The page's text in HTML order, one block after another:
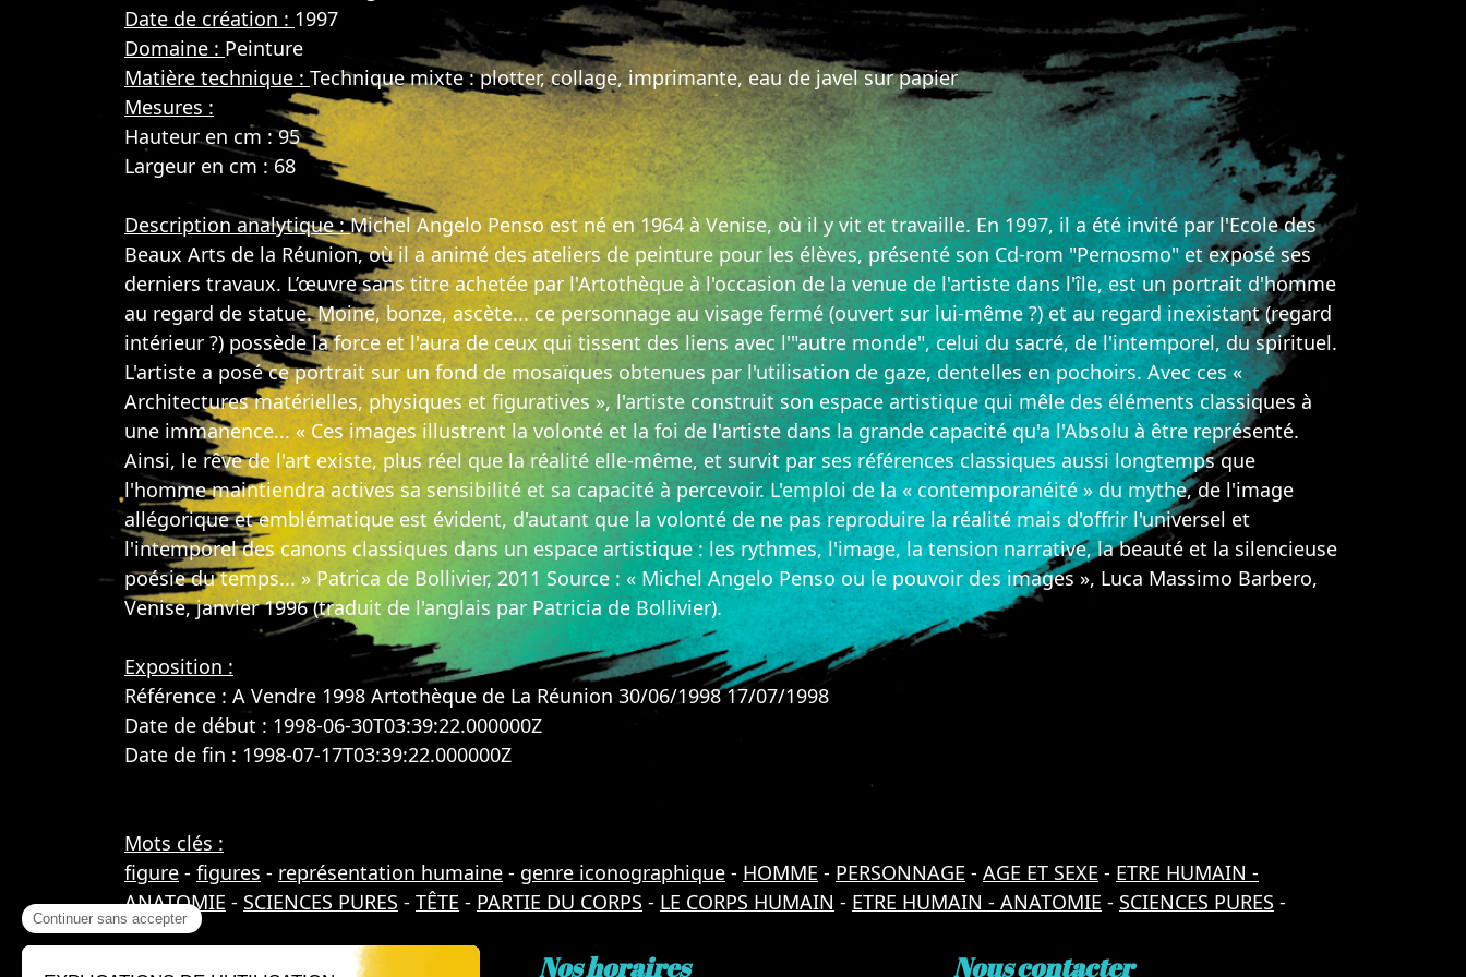
Date de création : 1997
Domaine : Peinture
Matière technique : Technique mixte : plotter, collage, imprimante, eau de javel sur papier
Mesures :
Hauteur en cm : 95
Largeur en cm : 68
Description analytique :Michel Angelo Penso est né en 1964 à Venise, où il y vit et travaille. En 1997, il a été invité par l'Ecole des
Beaux Arts de la Réunion, où il a animé des ateliers de peinture pour les élèves, présenté son Cd-rom "Pernosmo" et exposé ses
derniers travaux. L’œuvre sans titre achetée par l'Artothèque à l'occasion de la venue de l'artiste dans l'île, est un portrait d'homme
au regard de statue. Moine, bonze, ascète... ce personnage au visage fermé (ouvert sur lui-même ?) et au regard inexistant (regard
intérieur ?) possède la force et l'aura de ceux qui tissent des liens avec l'"autre monde", celui du sacré, de l'intemporel, du spirituel.
L'artiste a posé ce portrait sur un fond de mosaïques obtenues par l'utilisation de gaze, dentelles en pochoirs. Avec ces «
Architectures matérielles, physiques et figuratives », l'artiste construit son espace artistique qui mêle des éléments classiques à
une immanence... « Ces images illustrent la volonté et la foi de l'artiste dans la grande capacité qu'a l'Absolu à être représenté.
Ainsi, le rêve de l'art existe, plus réel que la réalité elle-même, et survit par ses références classiques aussi longtemps que
l'homme maintiendra actives sa sensibilité et sa capacité à percevoir. L'emploi de la « contemporanéité » du mythe, de l'image
allégorique et emblématique est évident, d'autant que la volonté de ne pas reproduire la réalité mais d'offrir l'universel et
l'intemporel des canons classiques dans un espace artistique : les rythmes, l'image, la tension narrative, la beauté et la silencieuse
poésie du temps... » Patrica de Bollivier, 2011 Source : « Michel Angelo Penso ou le pouvoir des images », Luca Massimo Barbero,
Venise, janvier 1996 (traduit de l'anglais par Patricia de Bollivier).
Exposition :
Référence : A Vendre 1998 Artothèque de La Réunion 30/06/1998 17/07/1998
Date de début : 1998-06-30T03:39:22.000000Z
Date de fin : 1998-07-17T03:39:22.000000Z
Mots clés :
figure - figures - représentation humaine - genre iconographique - HOMME - PERSONNAGE - AGE ET SEXE - ETRE HUMAIN -
ANATOMIE - SCIENCES PURES - TÊTE - PARTIE DU CORPS - LE CORPS HUMAIN - ETRE HUMAIN - ANATOMIE - SCIENCES PURES -
Où nous trouver ? Nos horaires Nous contacter